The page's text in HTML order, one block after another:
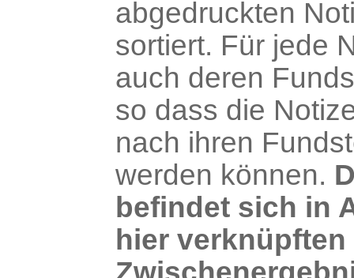
abgedruckten
sortiert. Für jede
auch deren
so dass die
nach ihren
werden können.
befindet sich in
hier